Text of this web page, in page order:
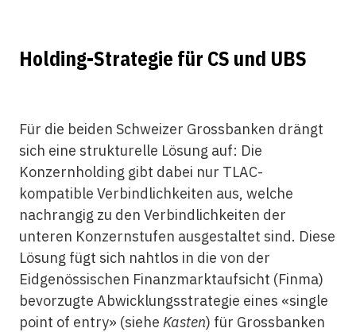
Holding-Strategie für CS und UBS
Für die beiden Schweizer Grossbanken drängt
sich eine strukturelle Lösung auf: Die
Konzernholding gibt dabei nur TLAC-
kompatible Verbindlichkeiten aus, welche
nachrangig zu den Verbindlichkeiten der
unteren Konzernstufen ausgestaltet sind. Diese
Lösung fügt sich nahtlos in die von der
Eidgenössischen Finanzmarktaufsicht (Finma)
bevorzugte Abwicklungsstrategie eines «single
point of entry» (siehe Kasten) für Grossbanken